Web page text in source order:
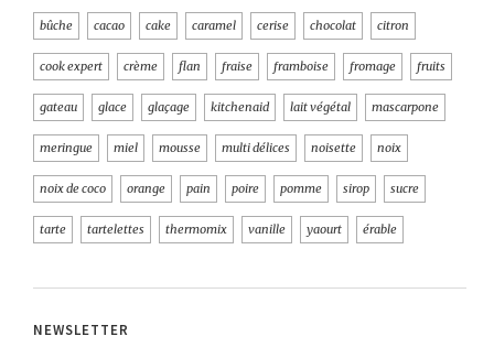
bûche cacao cake caramel cerise chocolat citron
cook expert crème flan fraise framboise fromage fruits
gateau glace glaçage kitchenaid lait végétal mascarpone
meringue miel mousse multi délices noisette noix
noix de coco orange pain poire pomme sirop sucre
tarte tartelettes thermomix vanille yaourt érable
NEWSLETTER